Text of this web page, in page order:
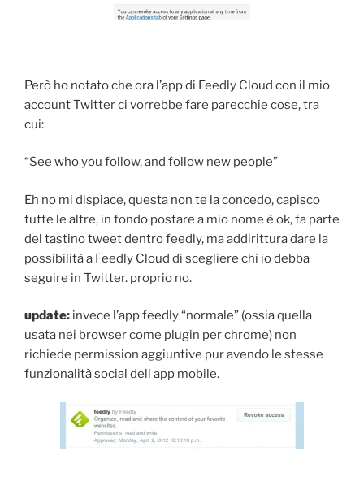
Però ho notato che ora l’app di Feedly Cloud con il mio
account Twitter ci vorrebbe fare parecchie cose, tra
cui:
“See who you follow, and follow new people”
Eh no mi dispiace, questa non te la concedo, capisco
tutte le altre, in fondo postare a mio nome è ok, fa parte
del tastino tweet dentro feedly, ma addirittura dare la
possibilità a Feedly Cloud di scegliere chi io debba
seguire in Twitter. proprio no.
update: invece l’app feedly “normale” (ossia quella
usata nei browser come plugin per chrome) non
richiede permission aggiuntive pur avendo le stesse
funzionalità social dell app mobile.